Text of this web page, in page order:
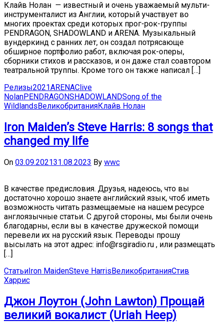
Клайв Нолан — известный и очень уважаемый мульти-
инструменталист из Англии, который участвует во
многих проектах среди которых прог-рок-группы
PENDRAGON, SHADOWLAND и ARENA. Музыкальный
вундеркинд с ранних лет, он создал потрясающе
обширное портфолио работ, включая рок-оперы,
сборники стихов и рассказов, и он даже стал соавтором
театральной труппы. Кроме того он также написал […]
Релизы2021ARENAClive
NolanPENDRAGONSHADOWLANDSong of the
Wildlands ВеликобританияКлайв Нолан
Iron Maiden’s Steve Harris: 8 songs that
changed my life
On 03.09.202131.08.2023 By wwc
В качестве предисловия. Друзья, надеюсь, что вы
достаточно хорошо знаете английский язык, чтоб иметь
возможность читать размещаемые на нашем ресурсе
англоязычные статьи. С другой стороны, мы были очень
благодарны, если вы в качестве дружеской помощи
перевели их на русский язык. Переводы прошу
высылать на этот адрес: info@rsgiradio.ru , или размещать
[…]
Статьи Iron MaidenSteve Harris ВеликобританияСтив
Харрис
Джон Лоутон (John Lawton) Прощай
великий вокалист (Uriah Heep)